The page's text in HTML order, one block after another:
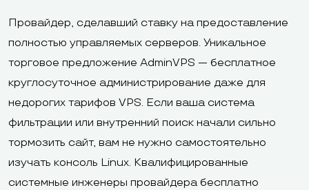
Провайдер, сделавший ставку на предоставление
полностью управляемых серверов. Уникальное
торговое предложение AdminVPS — бесплатное
круглосуточное администрирование даже для
недорогих тарифов VPS. Если ваша система
фильтрации или внутренний поиск начали сильно
тормозить сайт, вам не нужно самостоятельно
изучать консоль Linux. Квалифицированные
системные инженеры провайдера бесплатно